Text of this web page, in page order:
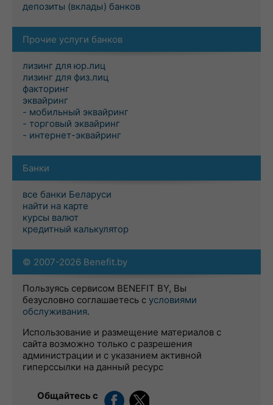
депозиты (вклады) банков
Прочие услуги банков
лизинг для юр.лиц
лизинг для физ.лиц
факторинг
эквайринг
- мобильный эквайринг
- торговый эквайринг
- интернет-эквайринг
Банки
все банки Беларуси
найти на карте
курсы валют
кредитный калькулятор
© 2007-2026 Benefit.by
Пользуясь сервисом BENEFIT BY, Вы
безусловно соглашаетесь с условиями
обслуживания.
Использование и размещение материалов с
сайта возможно только с разрешения
администрации и с указанием активной
гиперссылки на данный ресурс
Общайтесь с